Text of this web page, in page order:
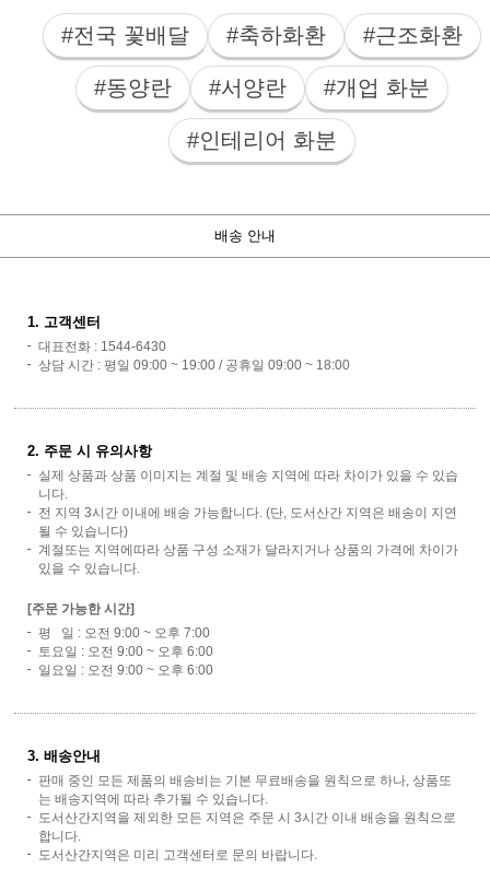
#전국 꽃배달 #축하화환 #근조화환
#동양란 #서양란 #개업 화분
#인테리어 화분
배송 안내
1. 고객센터
대표전화 : 1544-6430
상담 시간 : 평일 09:00 ~ 19:00 / 공휴일 09:00 ~ 18:00
2. 주문 시 유의사항
실제 상품과 상품 이미지는 계절 및 배송 지역에 따라 차이가 있을 수 있습
니다.
전 지역 3시간 이내에 배송 가능합니다. (단, 도서산간 지역은 배송이 지연
될 수 있습니다)
계절또는 지역에따라 상품 구성 소재가 달라지거나 상품의 가격에 차이가
있을 수 있습니다.
[주문 가능한 시간]
평 일 : 오전 9:00 ~ 오후 7:00
토요일 : 오전 9:00 ~ 오후 6:00
일요일 : 오전 9:00 ~ 오후 6:00
3. 배송안내
판매 중인 모든 제품의 배송비는 기본 무료배송을 원칙으로 하나, 상품또
는 배송지역에 따라 추가될 수 있습니다.
도서산간지역을 제외한 모든 지역은 주문 시 3시간 이내 배송을 원칙으로
합니다.
도서산간지역은 미리 고객센터로 문의 바랍니다.